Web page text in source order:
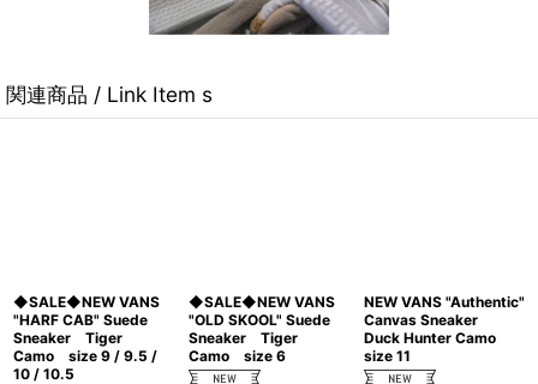
関連商品 / Link Item s
◆SALE◆NEW VANS
"HARF CAB" Suede
Sneaker Tiger
Camo size 9 / 9.5 /
10 / 10.5
◆SALE◆NEW VANS
"OLD SKOOL" Suede
Sneaker Tiger
Camo size 6
NEW VANS "Authentic"
Canvas Sneaker
Duck Hunter Camo
size 11